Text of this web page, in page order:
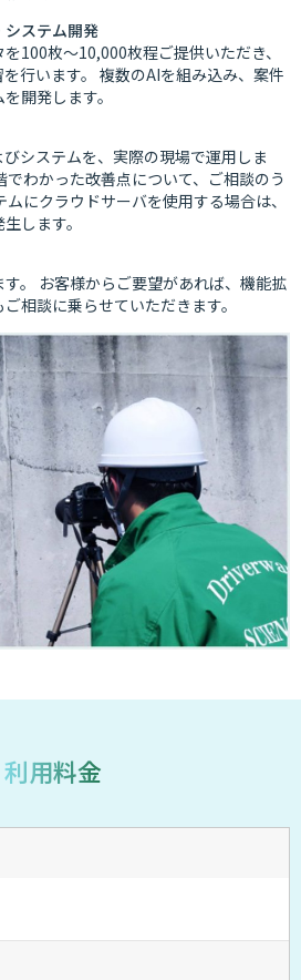
システム開発
100枚〜10,000枚程ご提供いただき、
行います。 複数のAIを組み込み、案件
開発します。
システムを、実際の現場で運用しま
でわかった改善点について、ご相談のう
にクラウドサーバを使用する場合は、
します。
。 お客様からご要望があれば、機能拡
相談に乗らせていただきます。
利用料金